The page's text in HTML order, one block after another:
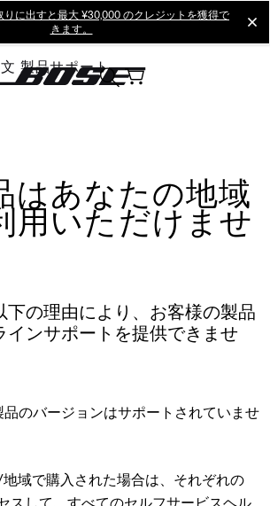
りに出すと最大 ¥30,000 のクレジットを獲得で
きます。
製品サポート
はあなたの地域
用いただけませ
下の理由により、お客様の製品
インサポートを提供できませ
品のバージョンはサポートされていませ
域で購入された場合は、それぞれの
スして、すべてのセルフサービスヘル